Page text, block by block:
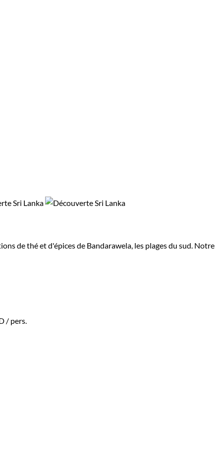
de thé et d'épices de Bandarawela, les plages du sud. Notre
/ pers.